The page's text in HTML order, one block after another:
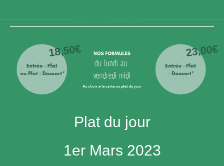
Plat du jour
1er Mars 2023